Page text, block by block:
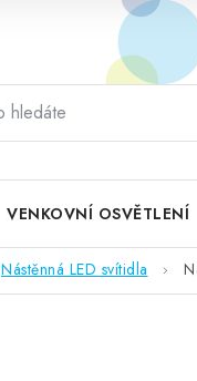
VENKOVNÍ OSVĚTLENÍ
Nástěnná LED svítidla